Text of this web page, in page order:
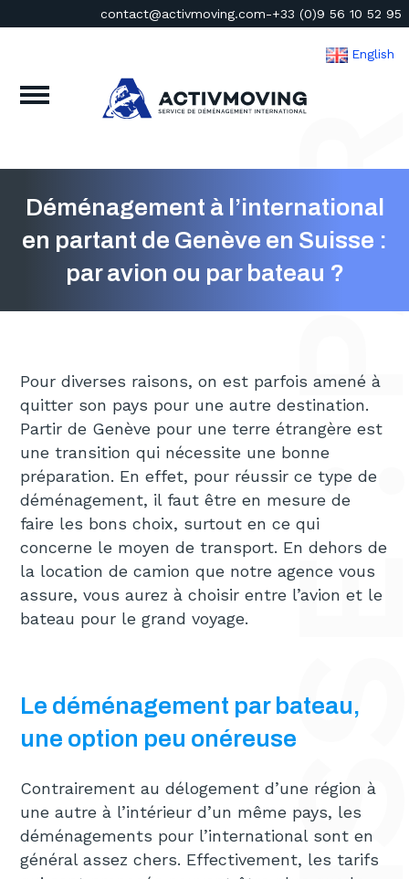
contact@activmoving.com-+33 (0)9 56 10 52 95
English
Déménagement à l’international
en partant de Genève en Suisse :
par avion ou par bateau ?
Pour diverses raisons, on est parfois amené à
quitter son pays pour une autre destination.
Partir de Genève pour une terre étrangère est
une transition qui nécessite une bonne
préparation. En effet, pour réussir ce type de
déménagement, il faut être en mesure de
faire les bons choix, surtout en ce qui
concerne le moyen de transport. En dehors de
la location de camion que notre agence vous
assure, vous aurez à choisir entre l’avion et le
bateau pour le grand voyage.
Le déménagement par bateau,
une option peu onéreuse
Contrairement au délogement d’une région à
une autre à l’intérieur d’un même pays, les
déménagements pour l’international sont en
général assez chers. Effectivement, les tarifs